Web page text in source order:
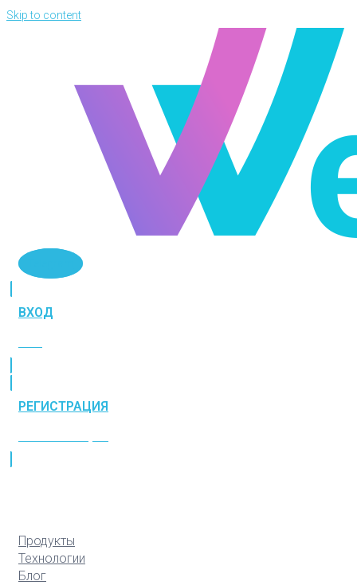
Skip to content
ВХОД
РЕГИСТРАЦИЯ
Продукты
Технологии
Блог